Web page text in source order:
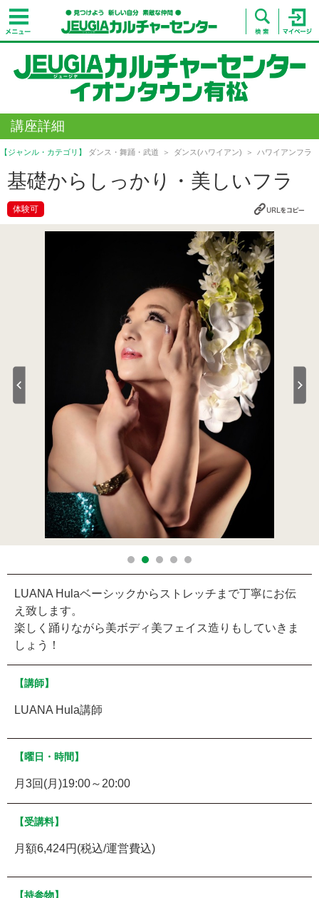
講座詳細
【ジャンル・カテゴリ】 ダンス・舞踊・武道 ダンス(ハワイアン) ハワイアンフラ
基礎からしっかり・美しいフラ
体験可
LUANA Hulaベーシックからストレッチまで丁寧にお伝
え致します。
楽しく踊りながら美ボディ美フェイス造りもしていきま
しょう！
【講師】
LUANA Hula講師
【曜日・時間】
月3回(月)19:00～20:00
【受講料】
月額6,424円(税込/運営費込)
【持参物】